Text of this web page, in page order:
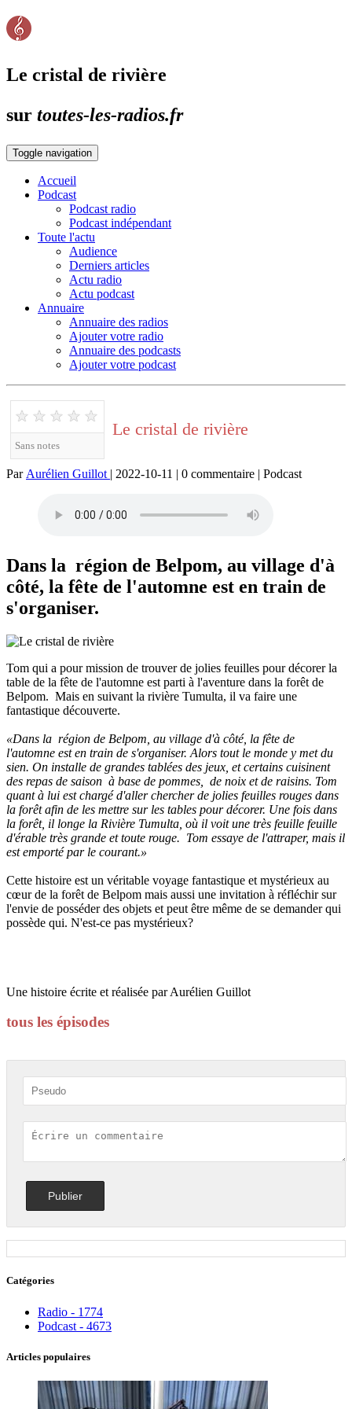
Le cristal de rivière
sur toutes-les-radios.fr
Toggle navigation
Accueil
Podcast
Podcast radio
Podcast indépendant
Toute l'actu
Audience
Derniers articles
Actu radio
Actu podcast
Annuaire
Annuaire des radios
Ajouter votre radio
Annuaire des podcasts
Ajouter votre podcast
★ ★ ★ ★ ★
Sans notes
Le cristal de rivière
Par Aurélien Guillot | 2022-10-11 | 0 commentaire | Podcast
Dans la région de Belpom, au village d'à
côté, la fête de l'automne est en train de
s'organiser.
Tom qui a pour mission de trouver de jolies feuilles pour décorer la
table de la fête de l'automne est parti à l'aventure dans la forêt de
Belpom. Mais en suivant la rivière Tumulta, il va faire une
fantastique découverte.
«Dans la région de Belpom, au village d'à côté, la fête de
l'automne est en train de s'organiser. Alors tout le monde y met du
sien. On installe de grandes tablées des jeux, et certains cuisinent
des repas de saison à base de pommes, de noix et de raisins. Tom
quant à lui est chargé d'aller chercher de jolies feuilles rouges dans
la forêt afin de les mettre sur les tables pour décorer. Une fois dans
la forêt, il longe la Rivière Tumulta, où il voit une très feuille feuille
d'érable très grande et toute rouge. Tom essaye de l'attraper, mais il
est emporté par le courant.»
Cette histoire est un véritable voyage fantastique et mystérieux au
cœur de la forêt de Belpom mais aussi une invitation à réfléchir sur
l'envie de posséder des objets et peut être même de se demander qui
possède qui. N'est-ce pas mystérieux?
Une histoire écrite et réalisée par Aurélien Guillot
tous les épisodes
Catégories
Radio - 1774
Podcast - 4673
Articles populaires